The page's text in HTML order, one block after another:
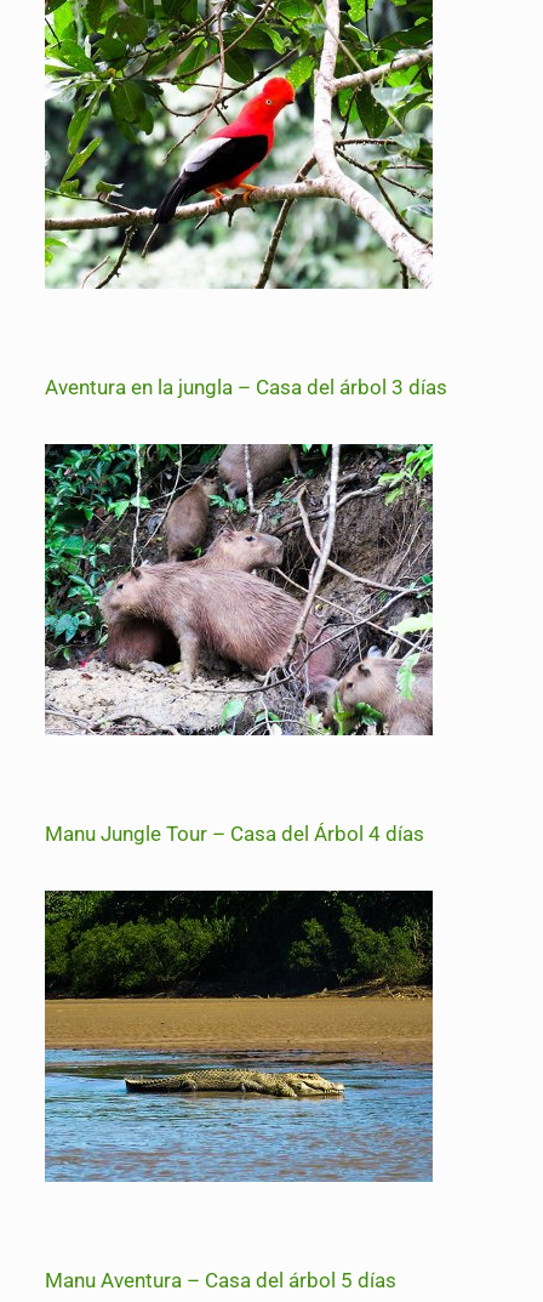
Aventura en la jungla – Casa del árbol 3 días
Manu Jungle Tour – Casa del Árbol 4 días
Manu Aventura – Casa del árbol 5 días